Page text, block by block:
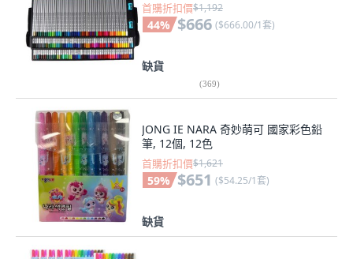
首購折扣價$1,192
44% $666 ($666.00/1套)
缺貨
(369)
JONG IE NARA 奇妙萌可 國家彩色鉛
筆, 12個, 12色
首購折扣價$1,621
59% $651 ($54.25/1套)
缺貨